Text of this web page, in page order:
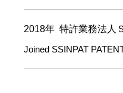
2018年 特許業務法人
Joined SSINPAT